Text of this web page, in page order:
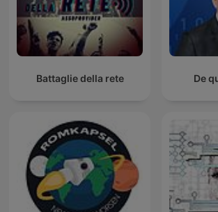
Battaglie della rete De